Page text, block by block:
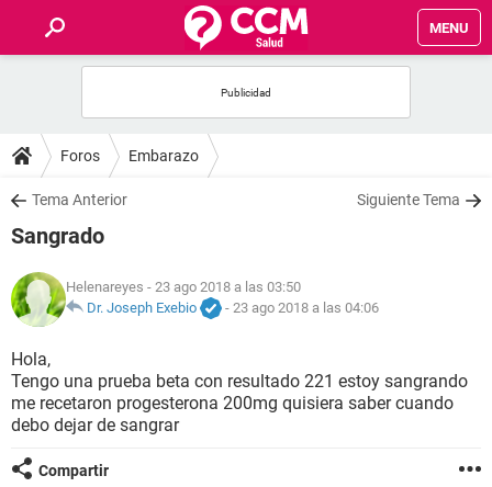
MENU
FOROS
SALUD
FAMILIA
NUTRICIÓN
BIENESTAR
SEXUALIDAD
GLOSARIO
Foros Embarazo
Tema Anterior Siguiente Tema
Sangrado
Helenareyes - 23 ago 2018 a las 03:50
Dr. Joseph Exebio
- 23 ago 2018 a las 04:06
Hola,
Tengo una prueba beta con resultado 221 estoy sangrando
me recetaron progesterona 200mg quisiera saber cuando
debo dejar de sangrar
Compartir